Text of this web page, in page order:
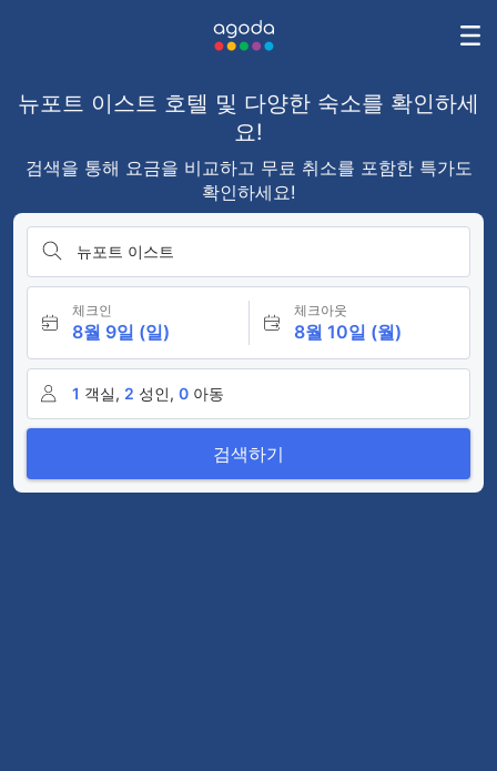
뉴포트 이스트 호텔 및 다양한 숙소를 확인하세
요!
검색을 통해 요금을 비교하고 무료 취소를 포함한 특가도
확인하세요!
뉴포트 이스트
체크인
8월 9일 (일)
체크아웃
8월 10일 (월)
1 객실, 2 성인, 0 아동
검색하기